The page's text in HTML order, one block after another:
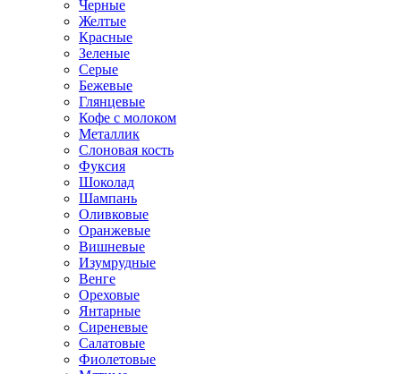
Черные
Желтые
Красные
Зеленые
Серые
Бежевые
Глянцевые
Кофе с молоком
Металлик
Слоновая кость
Фуксия
Шоколад
Шампань
Оливковые
Оранжевые
Вишневые
Изумрудные
Венге
Ореховые
Янтарные
Сиреневые
Салатовые
Фиолетовые